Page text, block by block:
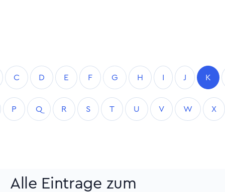
C D E F G H I J K
P Q R S T U V W X
Alle Eintrage zum